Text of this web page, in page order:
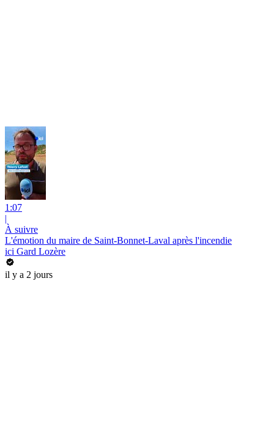
1:07
|
À suivre
L'émotion du maire de Saint-Bonnet-Laval après l'incendie
ici Gard Lozère
il y a 2 jours